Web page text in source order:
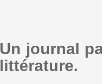
Un journal
littérature.